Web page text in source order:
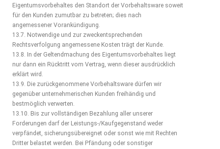
Eigentumsvorbehaltes den Standort der Vorbehaltsware soweit
für den Kunden zumutbar zu betreten; dies nach
angemessener Vorankündigung.
13.7. Notwendige und zur zweckentsprechenden
Rechtsverfolgung angemessene Kosten trägt der Kunde.
13.8. In der Geltendmachung des Eigentumsvorbehaltes liegt
nur dann ein Rücktritt vom Vertrag, wenn dieser ausdrücklich
erklärt wird.
13.9. Die zurückgenommene Vorbehaltsware dürfen wir
gegenüber unternehmerischen Kunden freihändig und
bestmöglich verwerten.
13.10. Bis zur vollständigen Bezahlung aller unserer
Forderungen darf der Leistungs-/Kaufgegenstand weder
verpfändet, sicherungsübereignet oder sonst wie mit Rechten
Dritter belastet werden. Bei Pfändung oder sonstiger